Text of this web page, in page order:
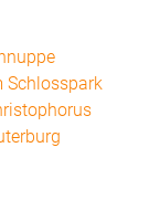
Schlosspark